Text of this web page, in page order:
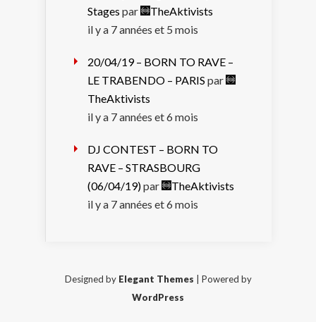
Stages par
TheAktivists
il y a 7 années et 5 mois
20/04/19 – BORN TO RAVE –
LE TRABENDO – PARIS par
TheAktivists
il y a 7 années et 6 mois
DJ CONTEST – BORN TO
RAVE – STRASBOURG
(06/04/19)par
TheAktivists
il y a 7 années et 6 mois
Designed by Elegant Themes | Powered by
WordPress